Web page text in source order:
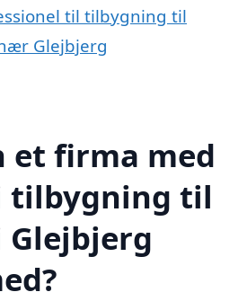
til tilbygning til
Glejbjerg
et firma med
tilbygning til
Glejbjerg